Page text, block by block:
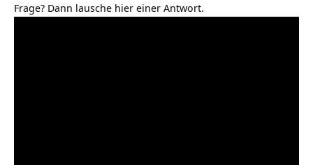
Frage? Dann lausche hier einer Antwort.